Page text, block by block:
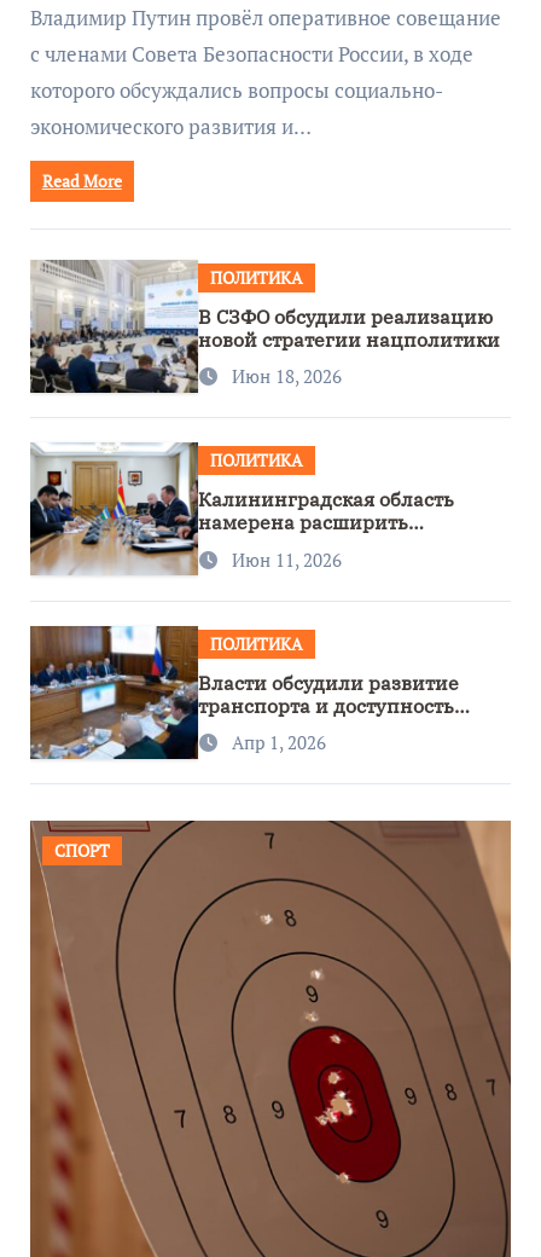
Владимир Путин провёл оперативное совещание
с членами Совета Безопасности России, в ходе
которого обсуждались вопросы социально-
экономического развития и…
Read More
ПОЛИТИКА
В СЗФО обсудили реализацию
новой стратегии нацполитики
Июн 18, 2026
ПОЛИТИКА
Калининградская область
намерена расширить
сотрудничество с Узбекистаном
Июн 11, 2026
ПОЛИТИКА
Власти обсудили развитие
транспорта и доступность
региона
Апр 1, 2026
СПОРТ